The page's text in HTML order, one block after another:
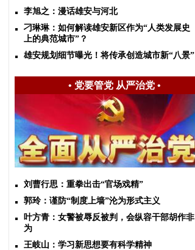
李旭之：漫话雄安与河北
刁琳琳：如何解读雄安新区作为“人类发展史
上的典范城市”？
雄安规划细节曝光！将传承创造城市新“八景”
• 党要管党 从严治党•
刘曹行思：重拳出击“官场戏精”
郭玲：谨防“制度上墙”沦为形式主义
叶方青：女警被辱反被判，会纵容干部胡作非
为
王岐山：学习新思想要有科学精神